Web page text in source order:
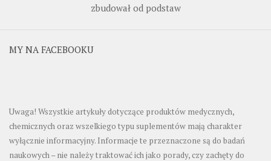
zbudował od podstaw
MY NA FACEBOOKU
Uwaga! Wszystkie artykuły dotyczące produktów medycznych,
chemicznych oraz wszelkiego typu suplementów mają charakter
wyłącznie informacyjny. Informacje te przeznaczone są do badań
naukowych – nie należy traktować ich jako porady, czy zachęty do